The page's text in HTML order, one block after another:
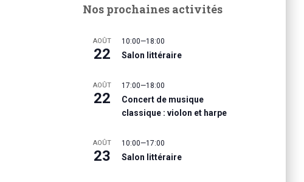
Nos prochaines activités
AOÛT
22
10:00—18:00
Salon littéraire
AOÛT
22
17:00—18:00
Concert de musique
classique : violon et harpe
AOÛT
23
10:00—17:00
Salon littéraire